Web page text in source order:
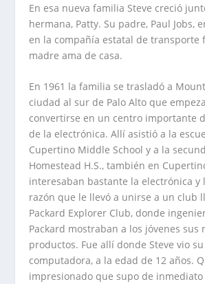
En esa nueva familia Steve creció
hermana, Patty. Su padre, Paul Jobs,
en la compañía estatal de transporte
madre ama de casa.
En 1961 la familia se trasladó a
ciudad al sur de Palo Alto que
convertirse en un centro importante
de la electrónica. Allí asistió a la
Cupertino Middle School y a la
Homestead H.S., también en
interesaban bastante la electrónica y
razón que le llevó a unirse a un club
Packard Explorer Club, donde
Packard mostraban a los jóvenes sus
productos. Fue allí donde Steve vio
computadora, a la edad de 12 años.
impresionado que supo de